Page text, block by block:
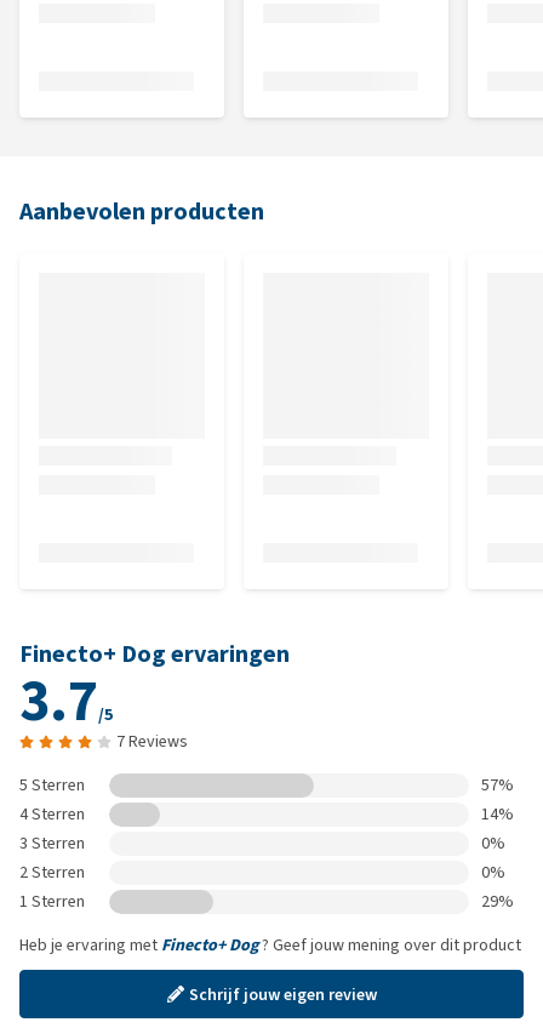
Aanbevolen producten
Finecto+ Dog ervaringen
3.7/5
7 Reviews
5 Sterren
57%
4 Sterren
14%
3 Sterren
0%
2 Sterren
0%
1 Sterren
29%
Heb je ervaring met Finecto+ Dog? Geef jouw mening over dit product
Schrijf jouw eigen review